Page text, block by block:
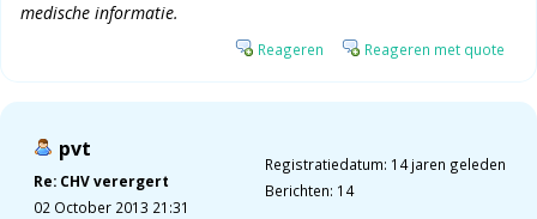
medische informatie.
Reageren Reageren met quote
pvt
Re: CHV verergert
02 October 2013 21:31
Registratiedatum: 14 jaren geleden
Berichten: 14